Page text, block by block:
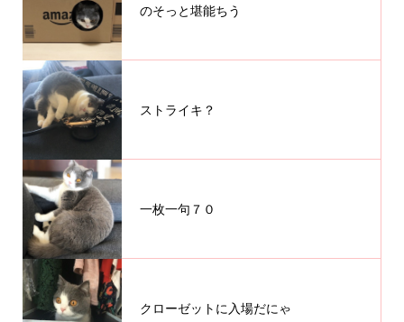
のそっと堪能ちう
ストライキ？
一枚一句７０
クローゼットに入場だにゃ